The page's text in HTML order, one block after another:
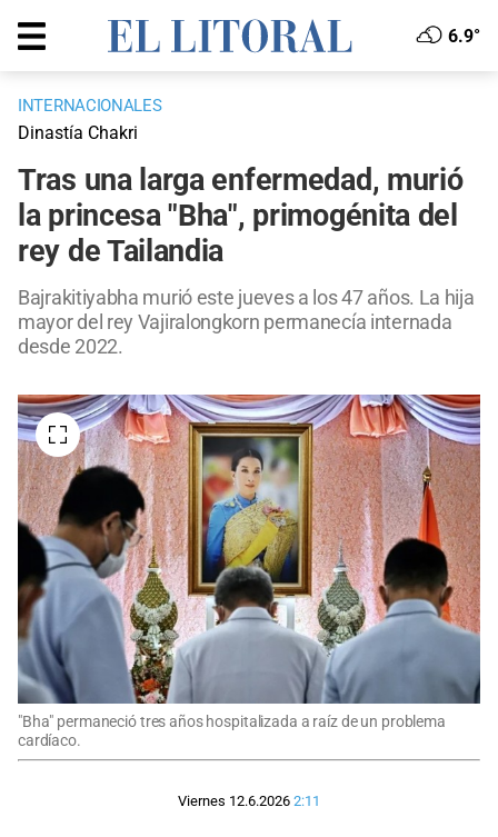
6.9°
INTERNACIONALES
Dinastía Chakri
Tras una larga enfermedad, murió
la princesa "Bha", primogénita del
rey de Tailandia
Bajrakitiyabha murió este jueves a los 47 años. La hija
mayor del rey Vajiralongkorn permanecía internada
desde 2022.
"Bha" permaneció tres años hospitalizada a raíz de un problema
cardíaco.
Viernes 12.6.2026 2:11